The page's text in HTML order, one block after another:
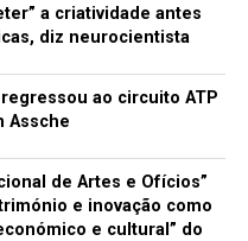
a criatividade antes
diz neurocientista
ao circuito ATP
Assche
de Artes e Ofícios”
e inovação como
e cultural” do